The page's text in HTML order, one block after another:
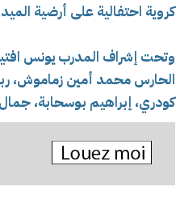
كروية احتفالية على أرضية
وتحت إشراف المدرب يونس
الحارس محمد أمين زماموش،
كودري، إبراهيم بوسحابة،